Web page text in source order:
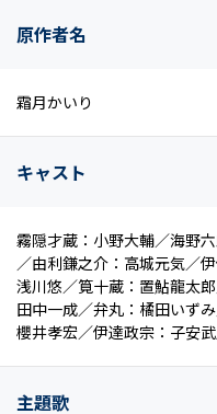
原作者名
霜月かいり
キャスト
霧隠才蔵：小野大輔／海野
／由利鎌之介：高城元気／
浅川悠／筧十蔵：置鮎龍太
田中一成／弁丸：橘田いず
櫻井孝宏／伊達政宗：子安武
主題歌